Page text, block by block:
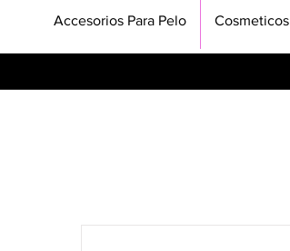
Accesorios Para Pelo Cosmeticos